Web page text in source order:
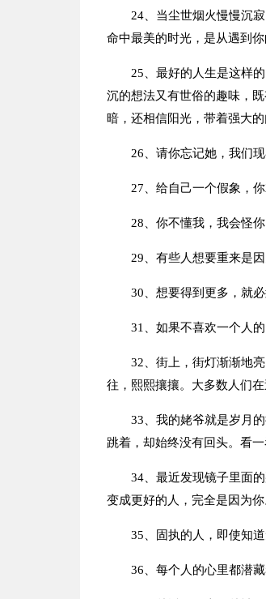
24、当尘世烟火慢慢沉
命中最美的时光，是从遇到你
25、最好的人生是这样
沉的想法又有世俗的趣味，
暗，还相信阳光，带着强大
26、请你忘记她，我们
27、给自己一个假象，
28、你不懂我，我会怪
29、有些人想要重来是
30、想要得到更多，就
31、如果不喜欢一个人
32、街上，街灯渐渐地
往，熙熙攘攘。大多数人们
33、我的姥爷就是岁月
跳着，却始终没有回头。看
34、最近发现镜子里面
变成更好的人，完全是因为
35、固执的人，即使知
36、每个人的心里都潜藏